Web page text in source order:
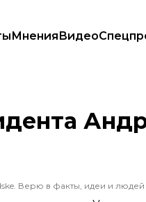
МненияВидео
Верю в факты, идеи и людей